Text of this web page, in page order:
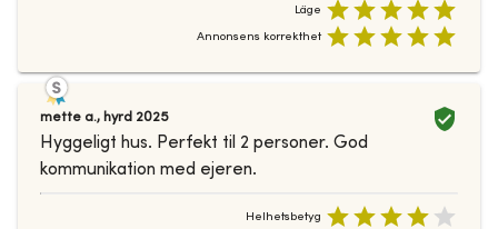
Läge
Annonsens korrekthet
mette a., hyrd 2025
Hyggeligt hus. Perfekt til 2 personer. God
kommunikation med ejeren.
Helhetsbetyg